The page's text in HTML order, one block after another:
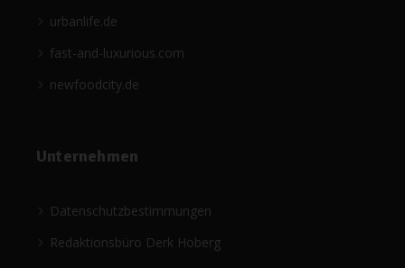
urbanlife.de
fast-and-luxurious.com
newfoodcity.de
Unternehmen
Datenschutzbestimmungen
Redaktionsbüro Derk Hoberg